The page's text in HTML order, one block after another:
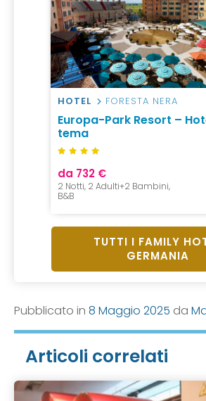
HOTEL FORESTA NERA
Europa-Park Resort –
tema
da 732 €
2 Notti, 2 Adulti+2 Bambini,
B&B
TUTTI I FAMILY
GERMANIA
Pubblicato in 8 Maggio 2025 da
Articoli correlati